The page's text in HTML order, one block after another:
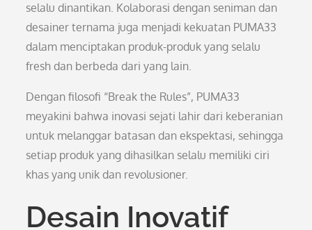
selalu dinantikan. Kolaborasi dengan seniman dan
desainer ternama juga menjadi kekuatan PUMA33
dalam menciptakan produk-produk yang selalu
fresh dan berbeda dari yang lain.
Dengan filosofi “Break the Rules”, PUMA33
meyakini bahwa inovasi sejati lahir dari keberanian
untuk melanggar batasan dan ekspektasi, sehingga
setiap produk yang dihasilkan selalu memiliki ciri
khas yang unik dan revolusioner.
Desain Inovatif